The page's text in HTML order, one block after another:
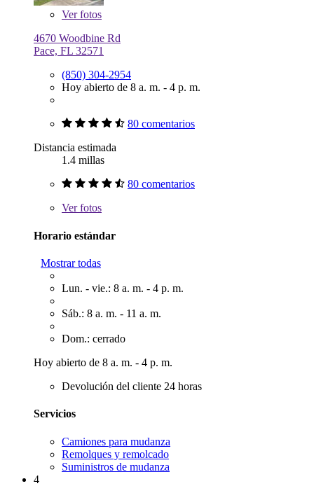
Verfotos
4670 Woodbine Rd
Pace, FL 32571
(850) 304-2954
Hoy abierto de 8 a. m. - 4 p. m.
80 comentarios
Distancia estimada
1.4 millas
80 comentarios
Verfotos
Horario estándar
Mostrar todas
Lun. - vie.: 8 a. m. - 4 p. m.
Sáb.: 8 a. m. - 11 a. m.
Dom.: cerrado
Hoy abierto de 8 a. m. - 4 p. m.
Devolución del cliente 24 horas
Servicios
Camiones para mudanza
Remolques y remolcado
Suministros de mudanza
4